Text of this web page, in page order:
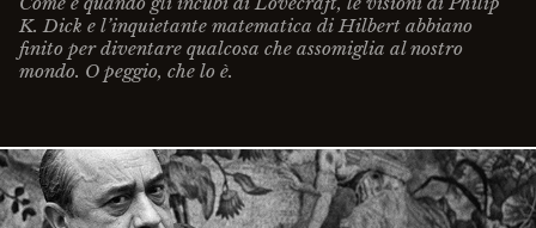
K. Dick e l’inquietante matematica di Hilbert abbiano
finito per diventare qualcosa che assomiglia al nostro
mondo. O peggio, che lo è.